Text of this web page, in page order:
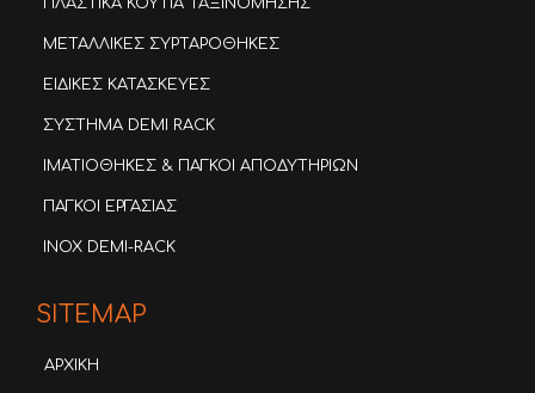
ΠΛΑΣΤΙΚΑ ΚΟΥΤΙΑ ΤΑΞΙΝΟΜΗΣΗΣ
ΜΕΤΑΛΛΙΚΕΣ ΣΥΡΤΑΡΟΘΗΚΕΣ
ΕΙΔΙΚΕΣ ΚΑΤΑΣΚΕΥΕΣ
ΣΥΣΤΗΜΑ DEMI RACK
ΙΜΑΤΙΟΘΗΚΕΣ & ΠΑΓΚΟΙ ΑΠΟΔΥΤΗΡΙΩΝ
ΠΑΓΚΟΙ ΕΡΓΑΣΙΑΣ
INOX DEMI-RACK
SITEMAP
ΑΡΧΙΚΗ